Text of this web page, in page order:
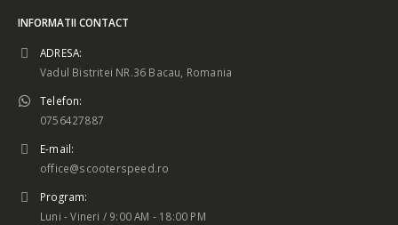
INFORMATII CONTACT
ADRESA:
Vadul Bistritei NR.36 Bacau, Romania
Telefon:
0756427887
E-mail:
office@scooterspeed.ro
Program:
Luni - Vineri / 9:00 AM - 18:00 PM